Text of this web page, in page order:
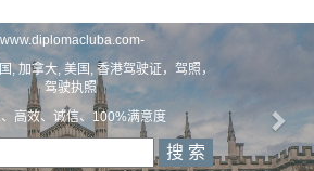
www.diplomacluba.com-
, 加拿大, 美国, 香港驾驶证，驾照，
驾驶执照
高效、诚信、100%满意度